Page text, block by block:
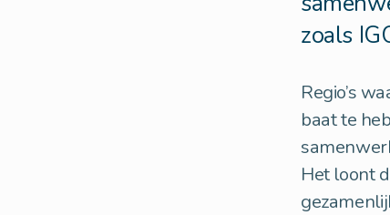
zoals
Regio’s
baat te
Het loont